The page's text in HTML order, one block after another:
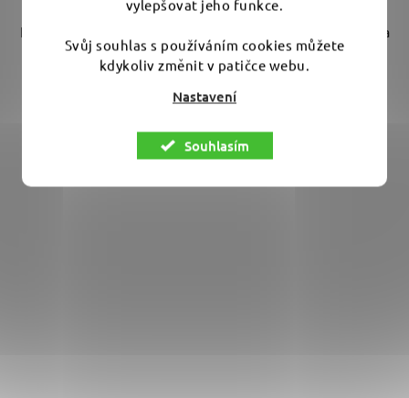
vylepšovat jeho funkce.
Svůj souhlas s používáním cookies můžete
kdykoliv změnit v patičce webu.
Nastavení
Souhlasím
Náhradní těsnící kroužek na vapku BigBoi WashR FLO. Na
černý plastový rychloupínák...